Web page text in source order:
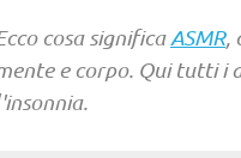
cosa significaASMR,
e corpo. Qui tutti i